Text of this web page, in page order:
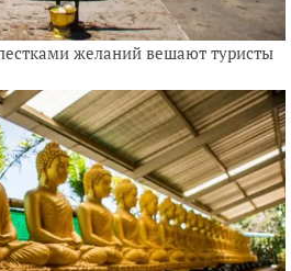
желаний вешают туристы